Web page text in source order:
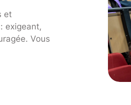
et
exigeant,
Vous